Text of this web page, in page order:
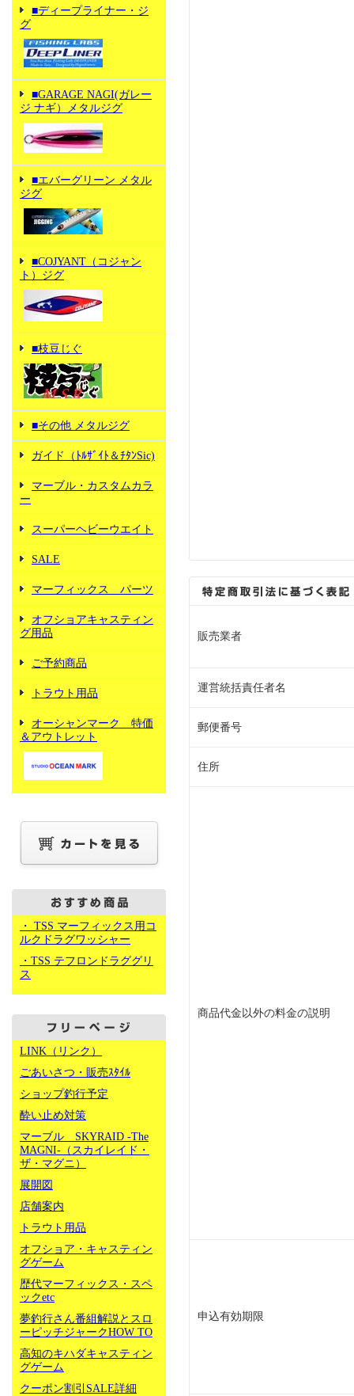
■ディープライナー・ジ
グ
■GARAGE NAGI(ガレー
ジ ナギ）メタルジグ
■エバーグリーン メタル
ジグ
■COJYANT（コジャン
ト）ジグ
■枝豆じぐ
■その他 メタルジグ
ガイド（ﾄﾙｻﾞｲﾄ＆ﾁﾀﾝSic)
マーブル・カスタムカラ
ー
スーパーヘビーウエイト
SALE
マーフィックス パーツ
オフショアキャスティン
グ用品
ご予約商品
トラウト用品
オーシャンマーク 特価
＆アウトレット
・ TSS マーフィックス用コ
ルクドラグワッシャー
・TSS テフロンドラググリ
ス
LINK（リンク）
ごあいさつ・販売ｽﾀｲﾙ
ショップ釣行予定
酔い止め対策
マーブル SKYRAID -The
MAGNI-（スカイレイド・
ザ・マグニ）
展開図
店舗案内
トラウト用品
オフショア・キャスティン
グゲーム
歴代マーフィックス・スペ
ックetc
夢釣行さん番組解説とスロ
ーピッチジャークHOW TO
高知のキハダキャスティン
グゲーム
クーポン割引SALE詳細
販売業者
運営統括責任者名
郵便番号
住所
商品代金以外の料金の説明
申込有効期限